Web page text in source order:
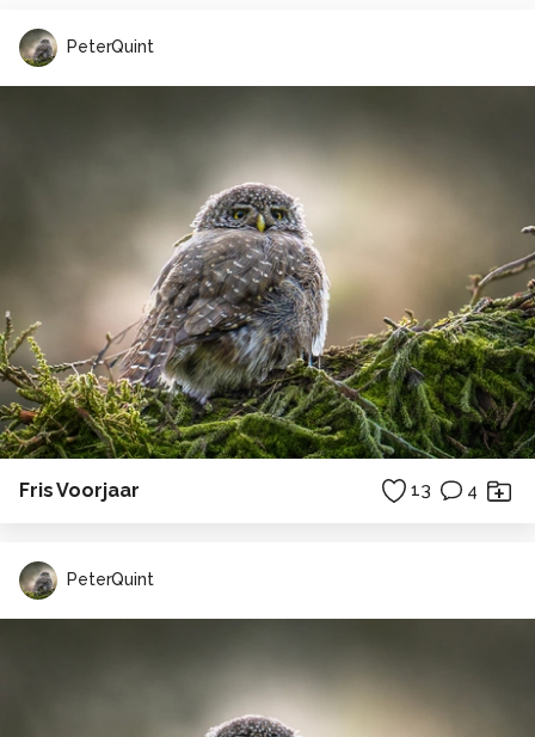
PeterQuint
Fris Voorjaar 13 4
PeterQuint